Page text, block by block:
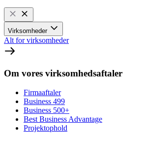
Virksomheder
Alt for virksomheder
Om vores virksomhedsaftaler
Firmaaftaler
Business 499
Business 500+
Best Business Advantage
Projektophold